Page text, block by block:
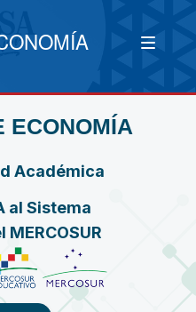
ECONOMÍA
Académica
al Sistema
MERCOSUR